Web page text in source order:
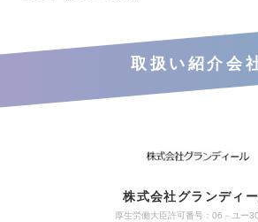
取扱い紹介会
株式会社グランディ
厚生労働大臣許可番号：06－ユー